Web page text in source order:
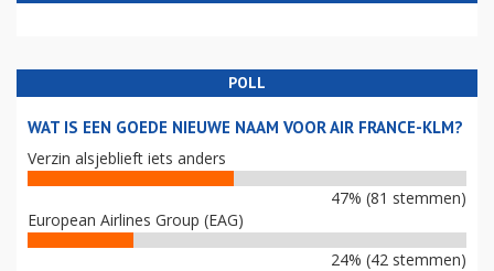
POLL
WAT IS EEN GOEDE NIEUWE NAAM VOOR AIR FRANCE-KLM?
Verzin alsjeblieft iets anders
47% (81 stemmen)
European Airlines Group (EAG)
24% (42 stemmen)